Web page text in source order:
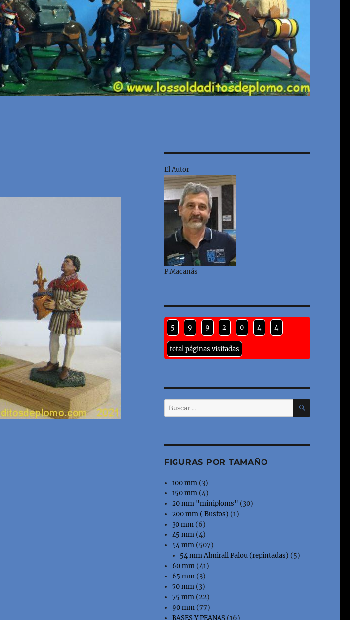
El Autor
P.Macanás
5 9 9 2 0 4 4
total páginas visitadas
Buscar
por:
BUSCAR
FIGURAS POR TAMAÑO
100 mm (3)
150 mm (4)
20 mm "miniploms" (30)
200 mm ( Bustos) (1)
30 mm (6)
45 mm (4)
54 mm (507)
54 mm Almirall Palou (repintadas) (5)
60 mm (41)
65 mm (3)
70 mm (3)
75 mm (22)
90 mm (77)
BASES Y PEANAS (16)